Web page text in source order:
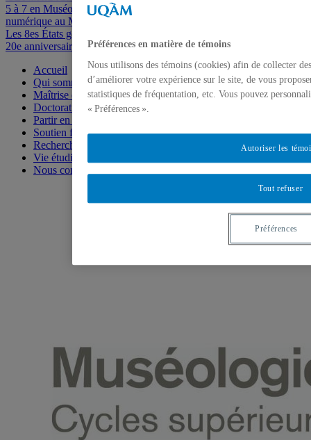
5 à 7 en Muséo | Recherche, publics prioritaires et médiation
numérique au Musée des beaux-arts de Montréal avec Laura Delfino
Les 8es États généraux en histoire de l’art et muséologie
20e anniversaire du doctorat en Muséologie, Médiation, Patrimoine
Accueil
Qui sommes-nous
Maîtrise en muséologie (3420)
Doctorat en muséologie, médiation, patrimoine (3122)
Partir en stage
Soutien financier
Recherches et diffusion
Vie étudiante
Nous contacter
Préférences en matière de témoins
Nous utilisons des témoins (cookies) afin de collecter
d’améliorer votre expérience sur le site, de vous
statistiques de fréquentation, etc. Vous pouvez
« Préférences ».
Tout refuser
Autoriser les
Préférences